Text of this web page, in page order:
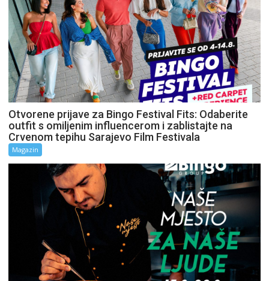
Otvorene prijave za Bingo Festival Fits: Odaberite
outfit s omiljenim influencerom i zablistajte na
Crvenom tepihu Sarajevo Film Festivala
Magazin